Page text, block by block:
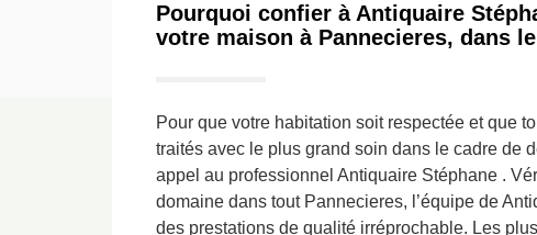
Pourquoi confier à Antiquaire
votre maison à Pannecieres, dans le
Pour que votre habitation soit respectée et que
traités avec le plus grand soin dans le cadre de
appel au professionnel Antiquaire Stéphane .
domaine dans tout Pannecieres, l’équipe de
des prestations de qualité irréprochable. Les